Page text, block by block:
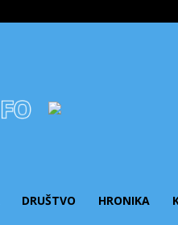
DRUŠTVO HRONIKA